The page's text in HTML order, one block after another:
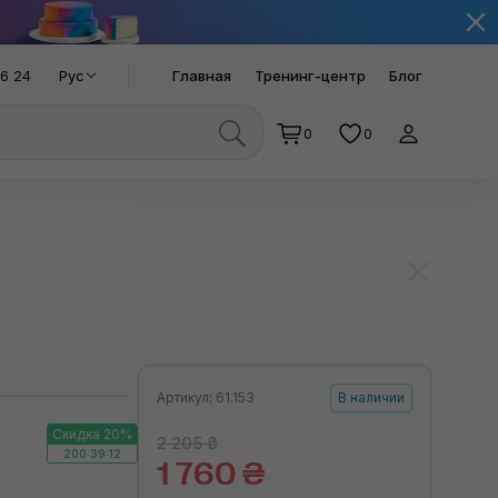
24 Рус Главная Тренинг-центр Блог
0 0
Скидка 20%
200:39:11
Артикул: 61.153 В наличии
2 205 ₴
1 760 ₴